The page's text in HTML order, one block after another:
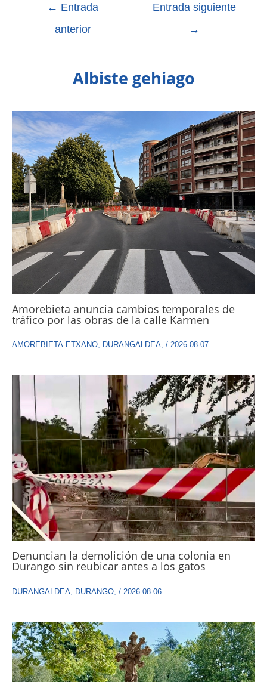
← Entrada
anterior
Entrada siguiente
→
Albiste gehiago
Amorebieta anuncia cambios temporales de
tráfico por las obras de la calle Karmen
AMOREBIETA-ETXANO, DURANGALDEA, / 2026-08-07
Denuncian la demolición de una colonia en
Durango sin reubicar antes a los gatos
DURANGALDEA DURANGO / 2026-08-06